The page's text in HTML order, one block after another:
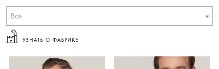
Все
УЗНАТЬ О ФАБРИКЕ